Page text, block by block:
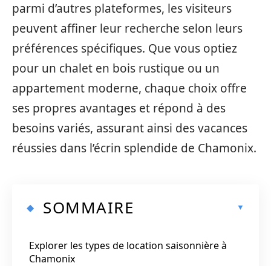
parmi d’autres plateformes, les visiteurs
peuvent affiner leur recherche selon leurs
préférences spécifiques. Que vous optiez
pour un chalet en bois rustique ou un
appartement moderne, chaque choix offre
ses propres avantages et répond à des
besoins variés, assurant ainsi des vacances
réussies dans l’écrin splendide de Chamonix.
SOMMAIRE
Explorer les types de location saisonnière à
Chamonix